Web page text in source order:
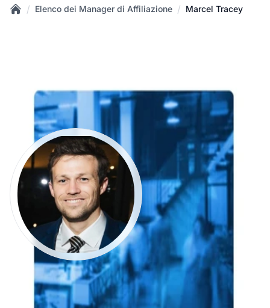
/ Elenco dei Manager di Affiliazione / Marcel Tracey